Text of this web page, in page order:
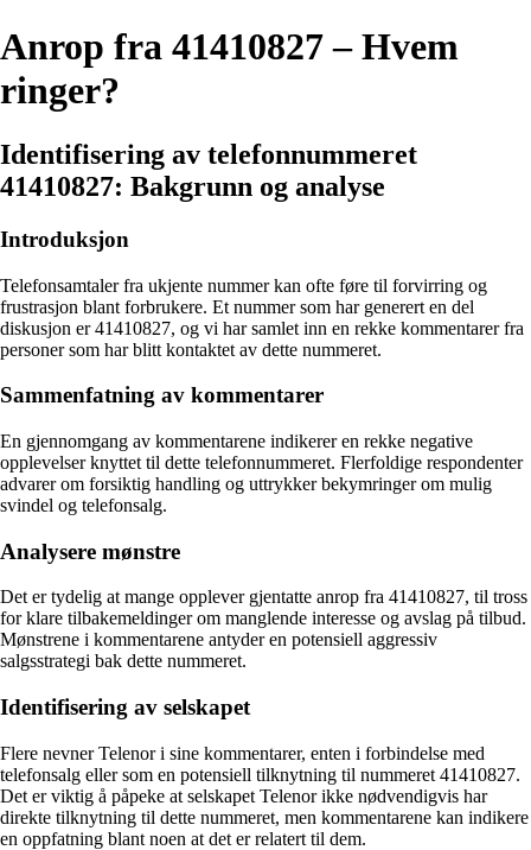
Anrop fra 41410827 – Hvem
ringer?
Identifisering av telefonnummeret
41410827: Bakgrunn og analyse
Introduksjon
Telefonsamtaler fra ukjente nummer kan ofte føre til forvirring og
frustrasjon blant forbrukere. Et nummer som har generert en del
diskusjon er 41410827, og vi har samlet inn en rekke kommentarer fra
personer som har blitt kontaktet av dette nummeret.
Sammenfatning av kommentarer
En gjennomgang av kommentarene indikerer en rekke negative
opplevelser knyttet til dette telefonnummeret. Flerfoldige respondenter
advarer om forsiktig handling og uttrykker bekymringer om mulig
svindel og telefonsalg.
Analysere mønstre
Det er tydelig at mange opplever gjentatte anrop fra 41410827, til tross
for klare tilbakemeldinger om manglende interesse og avslag på tilbud.
Mønstrene i kommentarene antyder en potensiell aggressiv
salgsstrategi bak dette nummeret.
Identifisering av selskapet
Flere nevner Telenor i sine kommentarer, enten i forbindelse med
telefonsalg eller som en potensiell tilknytning til nummeret 41410827.
Det er viktig å påpeke at selskapet Telenor ikke nødvendigvis har
direkte tilknytning til dette nummeret, men kommentarene kan indikere
en oppfatning blant noen at det er relatert til dem.